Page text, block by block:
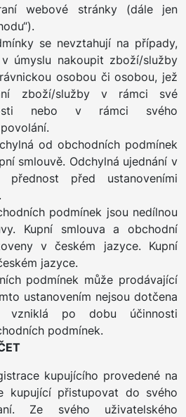
webové stránky (dále jen
se nevztahují na případy,
úmyslu nakoupit zboží/služby
osobou či osobou, jež
zboží/služby v rámci své
nebo v rámci svého
od obchodních podmínek
smlouvě. Odchylná ujednání v
před ustanoveními
podmínek jsou nedílnou
Kupní smlouva a obchodní
v českém jazyce. Kupní
jazyce.
podmínek může prodávající
ustanovením nejsou dotčena
vzniklá po dobu účinnosti
podmínek.
kupujícího provedené na
kupující přistupovat do svého
Ze svého uživatelského